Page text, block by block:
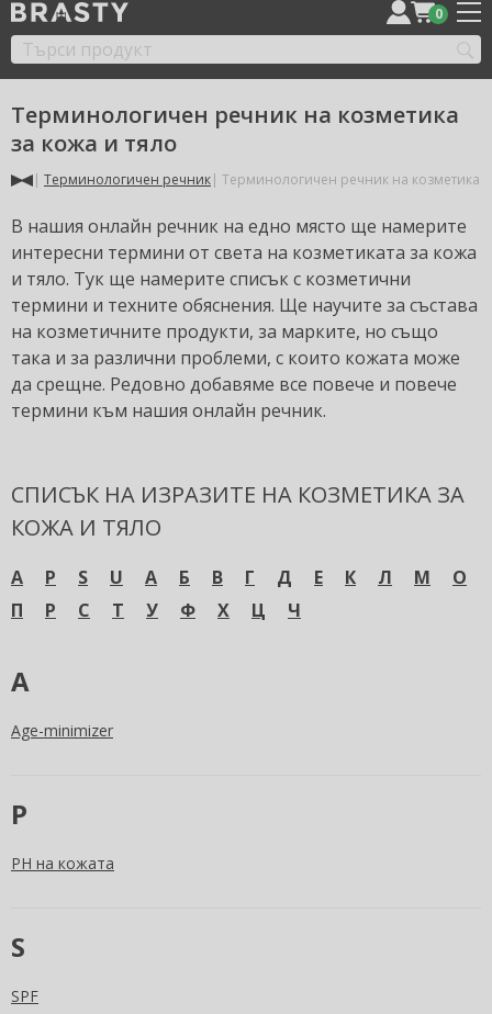
0
Терминологичен речник на козметика
за кожа и тяло
Терминологичен речник Терминологичен речник на козметика
В нашия онлайн речник на едно място ще намерите
интересни термини от света на козметиката за кожа
и тяло. Тук ще намерите списък с козметични
термини и техните обяснения. Ще научите за състава
на козметичните продукти, за марките, но също
така и за различни проблеми, с които кожата може
да срещне. Редовно добавяме все повече и повече
термини към нашия онлайн речник.
СПИСЪК НА ИЗРАЗИТЕ НА КОЗМЕТИКА ЗА
КОЖА И ТЯЛО
A P S U А Б В Г Д Е К Л М
О
П
Р С Т У Ф Х Ц Ч
A
Age-minimizer
P
PH на кожата
S
SPF